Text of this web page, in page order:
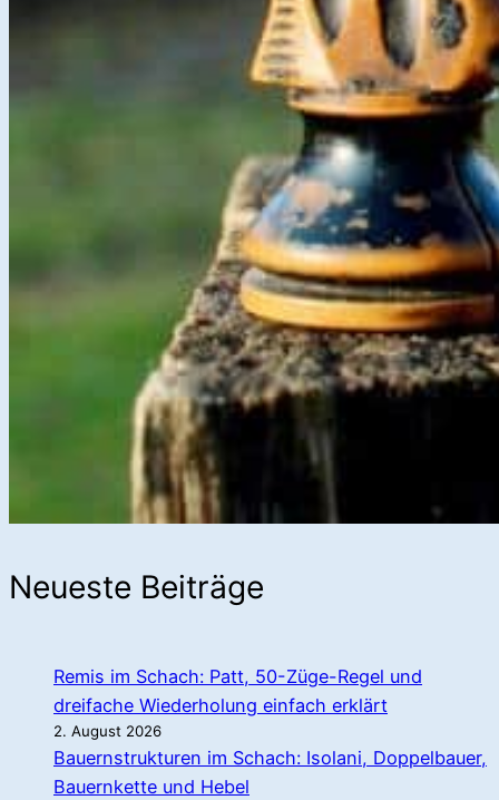
Neueste Beiträge
Remis im Schach: Patt, 50-Züge-Regel und
dreifache Wiederholung einfach erklärt
2. August 2026
Bauernstrukturen im Schach: Isolani, Doppelbauer,
Bauernkette und Hebel